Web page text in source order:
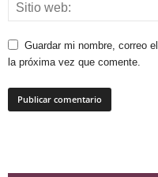
Guardar mi nombre, correo
la próxima vez que comente.